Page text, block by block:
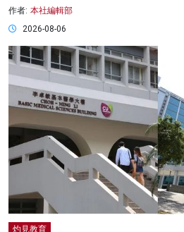
作者: 本社編輯部
2026-08-06
灼見教育